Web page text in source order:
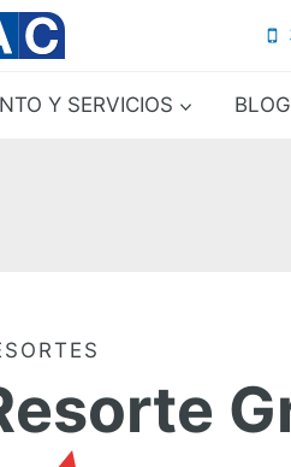
Y SERVICIOS BLOG